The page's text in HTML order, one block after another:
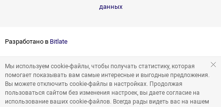
данных
Разработано в Bitlate
Мы используем cookie-файлы, чтобы получать статистику, которая
помогает показывать вам самые интересные и выгодные предложения.
Вы можете отключить cookie-файлы в настройках. Продолжая
пользоваться сайтом без изменения настроек, вы даете согласие на
использование ваших cookie-файлов. Всегда рады видеть вас на нашем